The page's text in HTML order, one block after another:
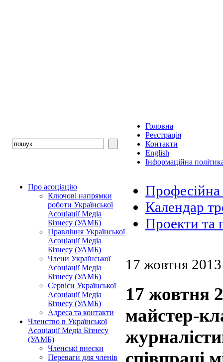
Головна
Реєстрація
Контакти
English
Інформаційна
Про асоціацію
Ключові напрямки
роботи Української
Асоціації Медіа
Бізнесу (УАМБ)
Правління Української
Асоціації Медіа
Бізнесу (УАМБ)
Члени Української
Асоціації Медіа
Бізнесу (УАМБ)
Сервіси Української
Асоціації Медіа
Бізнесу (УАМБ)
Адреса та контакти
Членство в Української
Асоціації Медіа Бізнесу
(УАМБ)
Членські внески
Переваги для членів
Календар
Проекти та
17 жовтня
17 жовтня
майстер-